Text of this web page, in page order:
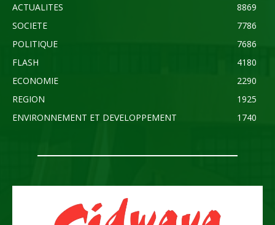
ACTUALITES
8869
SOCIETE
7786
POLITIQUE
7686
FLASH
4180
ECONOMIE
2290
REGION
1925
ENVIRONNEMENT ET DEVELOPPEMENT
1740